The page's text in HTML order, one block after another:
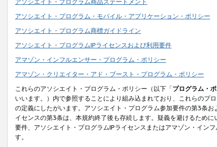
アソシエイト・プログラム商品ステートメント
アソシエイト・プログラム・モバイル・アプリケーション・ポリシー
アソシエイト・プログラム商標ガイドライン
アソシエイト・プログラムIPライセンスおよび利用要件
アマゾン・インフルエンサー・プログラム・ポリシー
アマゾン・クリエイター・アド・ブースト・プログラム・ポリシー
これらのアソシエイト・プログラム・ポリシー（以下「プログラム・
いいます。）内で参照することにより組み込まれており、これらのプ
の定義にしたがいます。アソシエイト・プログラム参加要件の第3条
イセンスの第3条は、本規約終了後も存続します。疑義を避けるため
要件、アソシエイト・プログラムIPライセンスまたはアマゾン・イン
す。